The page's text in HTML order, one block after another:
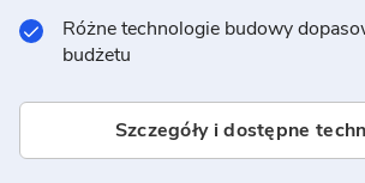
Różne technologie budowy
budżetu
Szczegóły i dostępne